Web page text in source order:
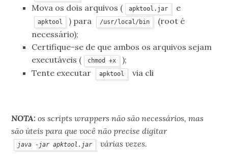
Mova os dois arquivos (
apktool.jar e
apktool ) para /usr/local/bin
(root é
necessário);
Certifique-se de que ambos os arquivos sejam
executáveis (
chmod +x
);
Tente executar
apktool via cli
NOTA: os scripts wrappers não são necessários, mas
são úteis para que você não precise digitar
java -jar apktool.jar várias vezes.